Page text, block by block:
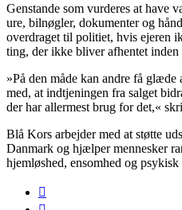
Genstande som vurderes at have
ure, bilnøgler, dokumenter og
overdraget til politiet, hvis ejeren
ting, der ikke bliver afhentet
»På den måde kan andre få
med, at indtjeningen fra salget
der har allermest brug for det,«
Blå Kors arbejder med at støtte
Danmark og hjælper mennesker
hjemløshed, ensomhed og